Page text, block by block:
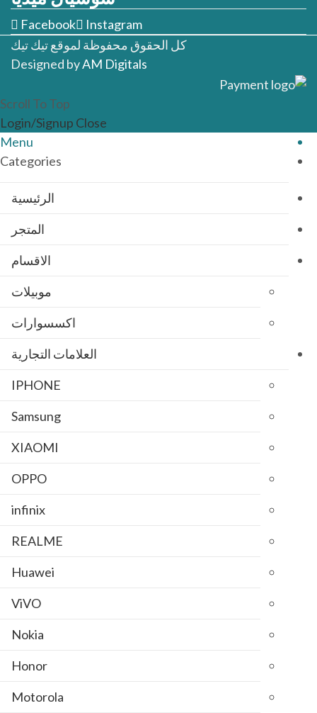
Facebook
Instagram
كل الحقوق محفوظة لموقع تيك تيك
Designed byAM Digitals
Scroll To Top
Login/Signup Close
Menu
Categories
الرئيسية
المتجر
الاقسام
موبيلات
اكسسوارات
العلامات التجارية
IPHONE
Samsung
XIAOMI
OPPO
infinix
REALME
Huawei
ViVO
Nokia
Honor
Motorola